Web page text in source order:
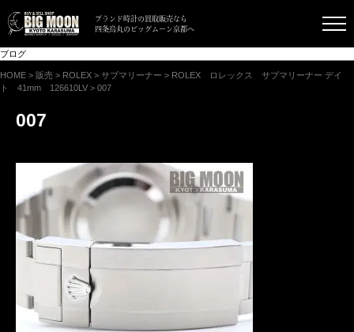
ブランド時計の買取販売なら
四条烏丸のビッグムーン京都へ
ブログ
HOME > 販売 > ROLEX > サブマリーナー > ROLEX ロレックス サブマリーナー デイ
ト 41mm 126610LV > 007
007